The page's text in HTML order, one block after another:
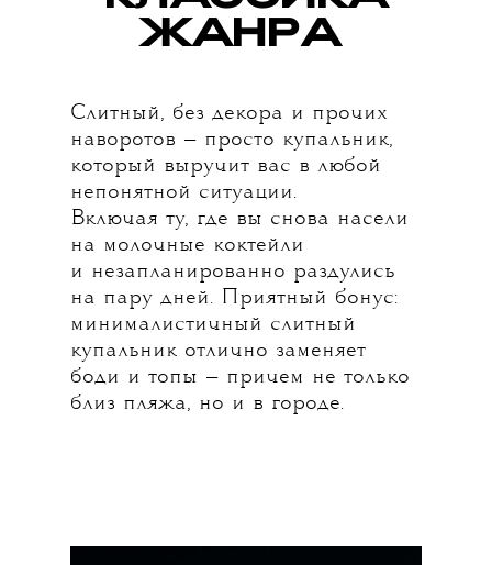
ЖАНРА
Слитный, без декора и прочих
наворотов — просто купальник,
который выручит вас в любой
непонятной ситуации.
Включая ту, где вы снова насели
на молочные коктейли
и незапланированно раздулись
на пару дней. Приятный бонус:
минималистичный слитный
купальник отлично заменяет
боди и топы — причем не только
близ пляжа, но и в городе.